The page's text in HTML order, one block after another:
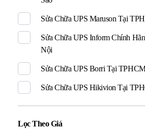
Sửa Chữa UPS Maruson Tại
Sửa Chữa UPS Inform Chính
Nội
Sửa Chữa UPS Borri Tại
Sửa Chữa UPS Hikivion Tại
Lọc Theo Giá